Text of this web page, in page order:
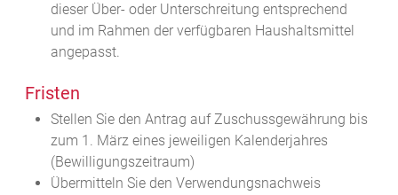
dieser Über- oder Unterschreitung entsprechend
und im Rahmen der verfügbaren Haushaltsmittel
angepasst.
Fristen
Stellen Sie den Antrag auf Zuschussgewährung bis
zum 1. März eines jeweiligen Kalenderjahres
(Bewilligungszeitraum)
Übermitteln Sie den Verwendungsnachweis